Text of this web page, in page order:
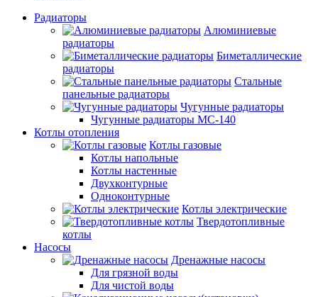
Радиаторы
Алюминиевые
радиаторы
Биметаллические
радиаторы
Стальные
панельные радиаторы
Чугунные радиаторы
Чугунные радиаторы МС-140
Котлы отопления
Котлы газовые
Котлы напольные
Котлы настенные
Двухконтурные
Одноконтурные
Котлы электрические
Твердотопливные
котлы
Насосы
Дренажные насосы
Для грязной воды
Для чистой воды